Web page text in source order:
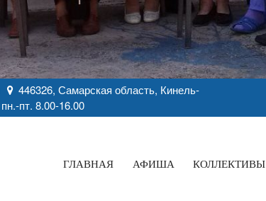
446326, Самарская область, Кинель-
пн.-пт. 8.00-16.00
ГЛАВНАЯ АФИША КОЛЛЕКТИВЫ